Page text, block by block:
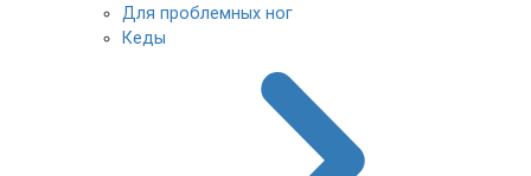
Для проблемных ног
Кеды